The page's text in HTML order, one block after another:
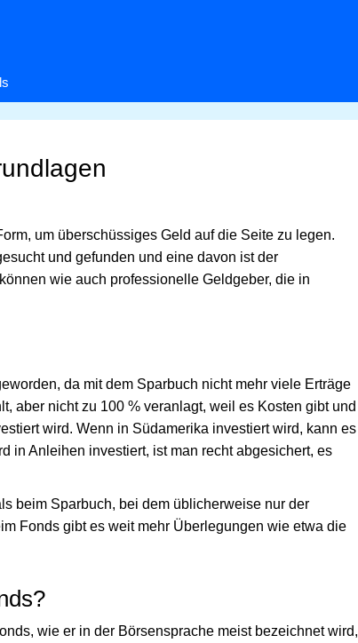
um überschüssiges Geld auf die Seite zu legen.
und gefunden und eine davon ist der
wie auch professionelle Geldgeber, die in
da mit dem Sparbuch nicht mehr viele Erträge
aber nicht zu 100 % veranlagt, weil es Kosten gibt und
wird. Wenn in Südamerika investiert wird, kann es
in Anleihen investiert, ist man recht abgesichert, es
beim Sparbuch, bei dem üblicherweise nur der
Fonds gibt es weit mehr Überlegungen wie etwa die
wie er in der Börsensprache meist bezeichnet wird,